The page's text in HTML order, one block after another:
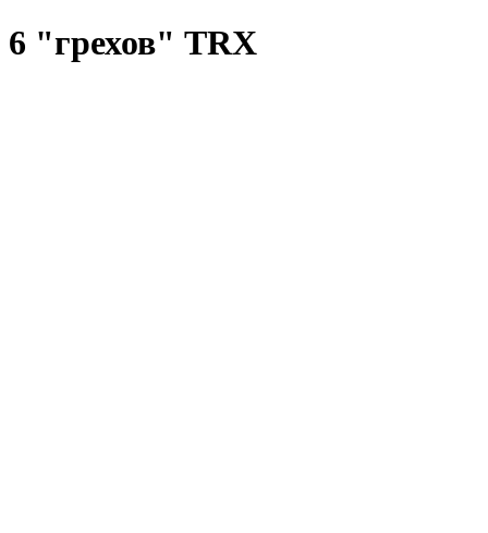
6 "грехов" TRX